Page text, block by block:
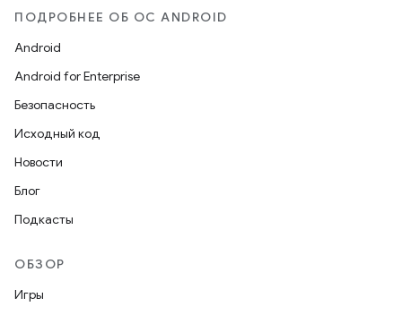
ПОДРОБНЕЕ ОБ ОС ANDROID
Android
Android for Enterprise
Безопасность
Исходный код
Новости
Блог
Подкасты
ОБЗОР
Игры